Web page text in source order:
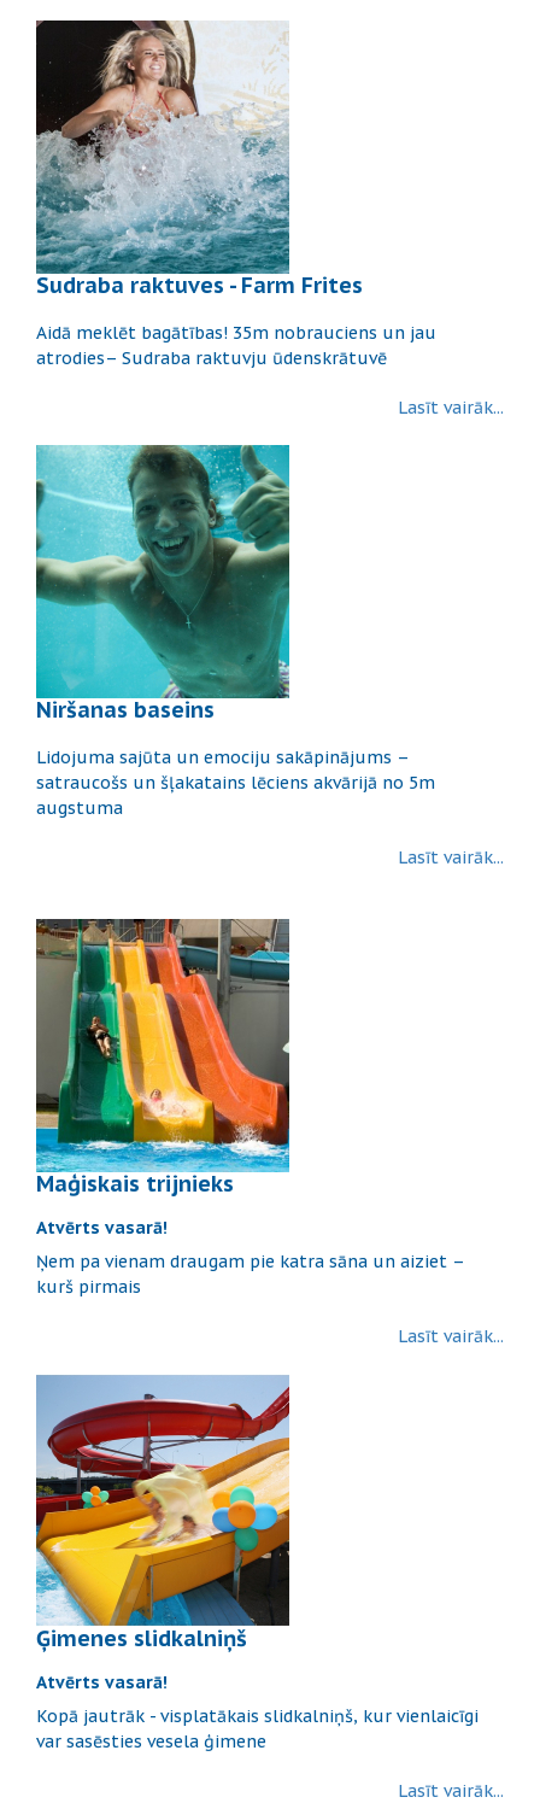
Sudraba raktuves - Farm Frites
Aidā meklēt bagātības! 35m nobrauciens un jau
atrodies– Sudraba raktuvju ūdenskrātuvē
Lasīt vairāk...
Niršanas baseins
Lidojuma sajūta un emociju sakāpinājums –
satraucošs un šļakatains lēciens akvārijā no 5m
augstuma
Lasīt vairāk...
Maģiskais trijnieks
Atvērts vasarā!
Ņem pa vienam draugam pie katra sāna un aiziet –
kurš pirmais
Lasīt vairāk...
Ģimenes slidkalniņš
Atvērts vasarā!
Kopā jautrāk - visplatākais slidkalniņš, kur vienlaicīgi
var sasēsties vesela ģimene
Lasīt vairāk...